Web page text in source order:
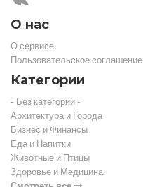
О нас
О сервисе
Пользовательское соглашение
Категории
- Без категории -
Архитектура и Города
Бизнес и Финансы
Еда и Напитки
Животные и Птицы
Здоровье и Медицина